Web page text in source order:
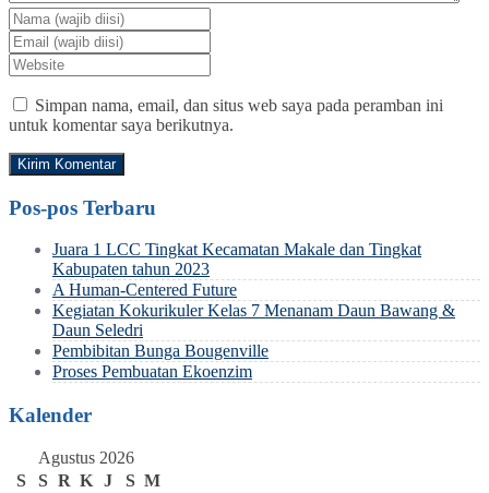
Simpan nama, email, dan situs web saya pada peramban ini
untuk komentar saya berikutnya.
Pos-pos Terbaru
Juara 1 LCC Tingkat Kecamatan Makale dan Tingkat
Kabupaten tahun 2023
A Human-Centered Future
Kegiatan Kokurikuler Kelas 7 Menanam Daun Bawang &
Daun Seledri
Pembibitan Bunga Bougenville
Proses Pembuatan Ekoenzim
Kalender
Agustus 2026
S
S R K J S M